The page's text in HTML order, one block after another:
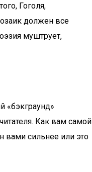
Гоголя,
должен все
муштрует,
«бэкграунд»
Как вам самой
вами сильнее или это